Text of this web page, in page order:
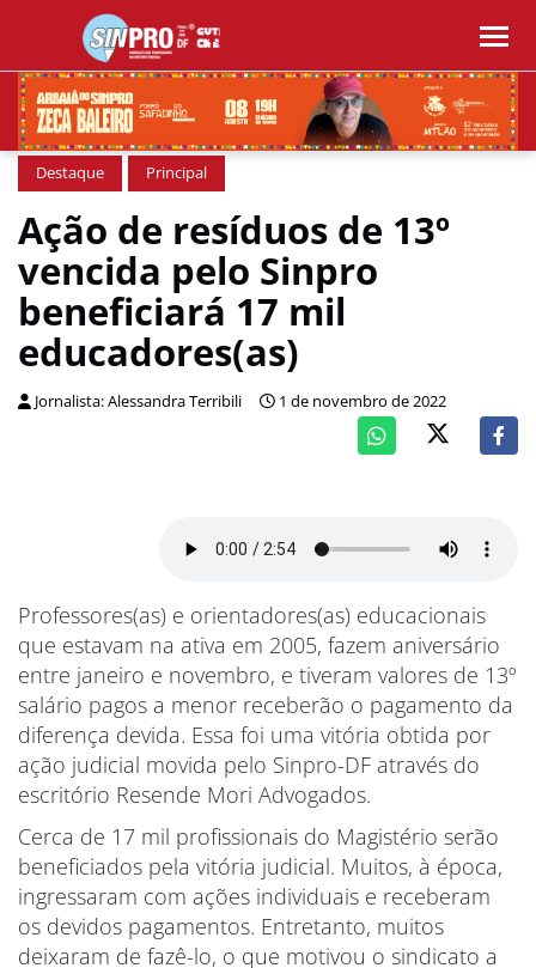
Destaque Principal
Ação de resíduos de 13º
vencida pelo Sinpro
beneficiará 17 mil
educadores(as)
Jornalista: Alessandra Terribili 1 de novembro de 2022
Professores(as) e orientadores(as) educacionais
que estavam na ativa em 2005, fazem aniversário
entre janeiro e novembro, e tiveram valores de 13º
salário pagos a menor receberão o pagamento da
diferença devida. Essa foi uma vitória obtida por
ação judicial movida pelo Sinpro-DF através do
escritório Resende Mori Advogados.
Cerca de 17 mil profissionais do Magistério serão
beneficiados pela vitória judicial. Muitos, à época,
ingressaram com ações individuais e receberam
os devidos pagamentos. Entretanto, muitos
deixaram de fazê-lo, o que motivou o sindicato a